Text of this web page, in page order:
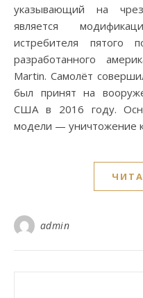
указывающий на
является
истребителя пятого
разработанного
Martin. Самолёт
был принят на
США в 2016 году.
модели — уничтожение
admin